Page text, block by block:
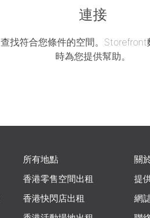
連接
查找符合您條件的空間。Storefront
時為您提供幫助。
所有地點
香港零售空間出租
香港快閃店出租
關
提
網